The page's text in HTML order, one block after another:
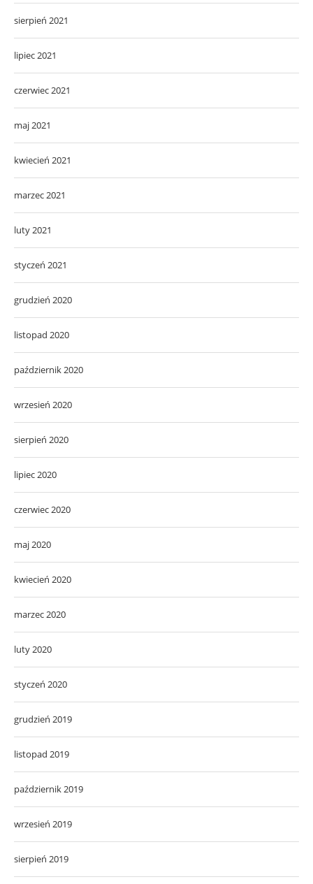
sierpień 2021
lipiec 2021
czerwiec 2021
maj 2021
kwiecień 2021
marzec 2021
luty 2021
styczeń 2021
grudzień 2020
listopad 2020
październik 2020
wrzesień 2020
sierpień 2020
lipiec 2020
czerwiec 2020
maj 2020
kwiecień 2020
marzec 2020
luty 2020
styczeń 2020
grudzień 2019
listopad 2019
październik 2019
wrzesień 2019
sierpień 2019